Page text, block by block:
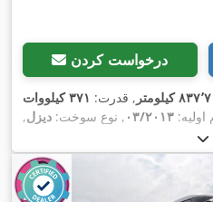
درخواست کردن
کیلومتر , قدرت:
۳۷۱ کیلووات
اولیه: ۰۳/۲۰۱۳ , نوع سوخت: دیزل,
خودکار
آشپزخانه روی برد, اِی‌بی‌اِس‎, بخاری
پارکینگ, برنامه پایداری الکترونیکی (ESP), تهویه مطبوع, حمام,
سیستم ناوبری